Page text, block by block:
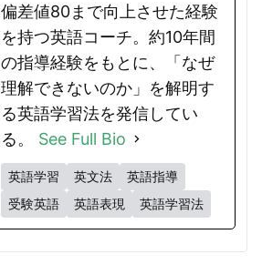
偏差値80まで向上させた経験
を持つ英語コーチ。約10年間
の指導経験をもとに、「なぜ
理解できないのか」を解明す
る英語学習法を発信してい
る。 See Full Bio
英語学習 英文法
英語指導
受験英語
英語表現 英語学習法